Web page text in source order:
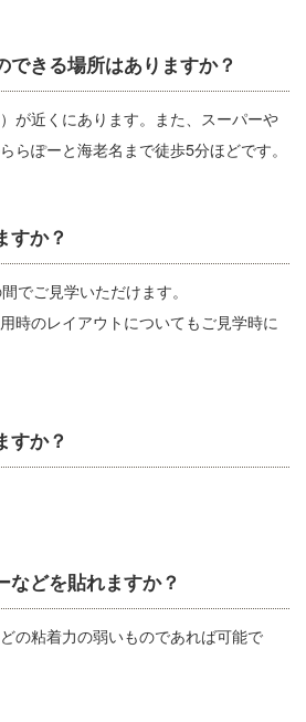
できる場所はありますか？
が近くにあります。また、スーパーや
らぽーと海老名まで徒歩5分ほどです。
すか？
でご見学いただけます。
時のレイアウトについてもご見学時に
すか？
などを貼れますか？
の粘着力の弱いものであれば可能で